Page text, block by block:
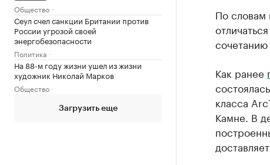
Общество
Сеул счел санкции Британии против
России угрозой своей
энергобезопасности
Политика
На 88-м году жизни ушел из жизни
художник Николай Марков
Общество
Загрузить еще
По словам
Как ранее
класса
Камне. В